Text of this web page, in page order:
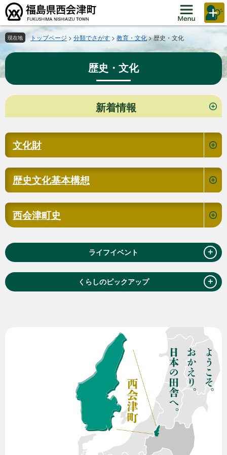
ペ
ー
ジ
の
頭
で
す。
メ
ニ
ュ
ー
飛
ば
し
本
現在地 トップページ > 分類でさがす > 教育・文化>歴史・文化
歴史・文化
本
新着情報
文化財
歴史文化基本構想
西会津町史
ライフイベント ＋
くらしのピックアップ ＋